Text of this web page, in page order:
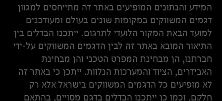
המידע והנתונים המופיעים באתר זה מתייחסים למגוון
דגמים המשווקים במקומות שונים בעולם ומעודכנים
למועד הבאת המקור הלועדי לתרגום. ייתכנו הבדלים בין
התיאור המובא באתר זה לבין הדגמים המשווקים על-ידי
חברתנו, הן מבחינת המפרט הטכני והן מבחינת
האביזרים, הציוד והמערכות הנלוות. ייתכן כי באתר זה
לא מופיעים כל הדגמים המשווקים בישראל אלא רק
חלקם, וכמו כן ייתכנו הבדלים בדגם מסויים, בהתאם